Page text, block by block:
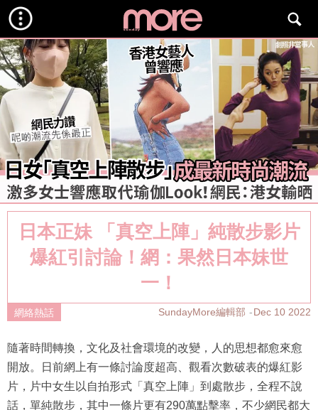
日本正妹 「真空上陣」純散步影片
爆紅引討論！網：果然日本妹世
一！
網絡熱話 SundayMore編輯部 Dec 10 2022
隨著時間轉換，文化及社會環境的改變，人的思想都愈來愈
開放。日前網上有一條討論度超高、觀看次數破表的爆紅影
片，片中女生以自拍形式「真空上陣」到處散步，全程不說
話，單純散步，其中一條片更有290萬點擊率，不少網民都大